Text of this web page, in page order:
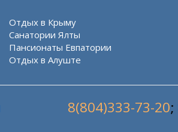
Отдых в Крыму
Санатории Ялты
Пансионаты Евпатории
Отдых в Алуште
8(804)333-73-20;